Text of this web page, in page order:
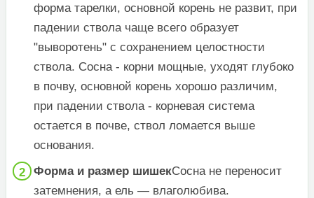
форма тарелки, основной корень не развит, при
падении ствола чаще всего образует
"выворотень" с сохранением целостности
ствола. Сосна - корни мощные, уходят глубоко
в почву, основной корень хорошо различим,
при падении ствола - корневая система
остается в почве, ствол ломается выше
основания.​
​Форма и размер шишек​​Сосна не переносит
затемнения, а ель — влаголюбива.​